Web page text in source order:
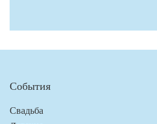
События
Свадьба